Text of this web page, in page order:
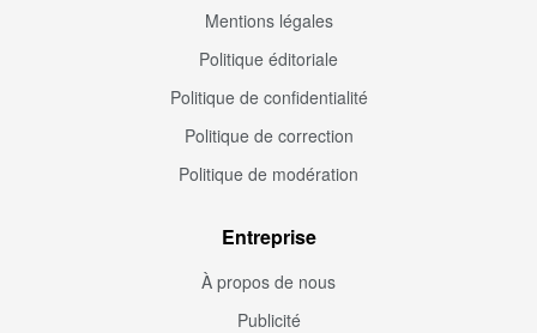
Mentions légales
Politique éditoriale
Politique de confidentialité
Politique de correction
Politique de modération
Entreprise
À propos de nous
Publicité